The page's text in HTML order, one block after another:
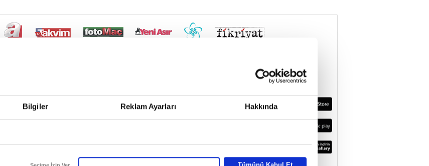
Bilgiler Reklam Ayarları Hakkında